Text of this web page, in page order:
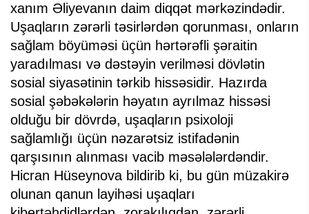
xanım Əliyevanın daim diqqət mərkəzindədir.
Uşaqların zərərli təsirlərdən qorunması, onların
sağlam böyüməsi üçün hərtərəfli şəraitin
yaradılması və dəstəyin verilməsi dövlətin
sosial siyasətinin tərkib hissəsidir. Hazırda
sosial şəbəkələrin həyatın ayrılmaz hissəsi
olduğu bir dövrdə, uşaqların psixoloji
sağlamlığı üçün nəzarətsiz istifadənin
qarşısının alınması vacib məsələlərdəndir.
Hicran Hüseynova bildirib ki, bu gün müzakirə
olunan qanun layihəsi uşaqları